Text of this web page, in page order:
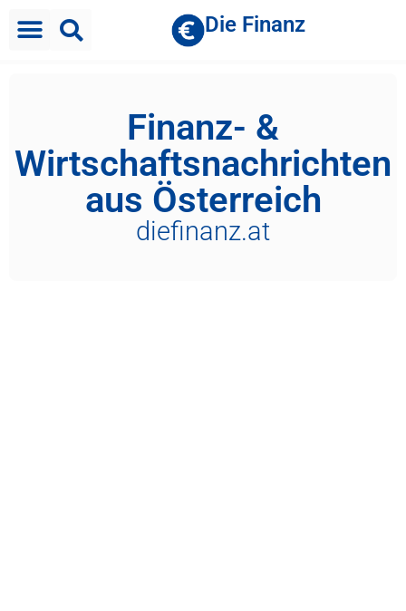
Die Finanz
Finanz- &
Wirtschaftsnachrichten
aus Österreich
diefinanz.at